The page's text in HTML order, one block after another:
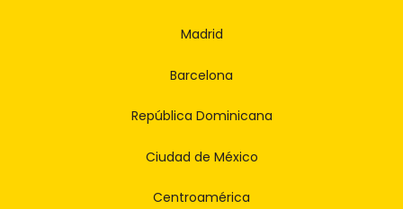
Madrid
Barcelona
República Dominicana
Ciudad de México
Centroamérica